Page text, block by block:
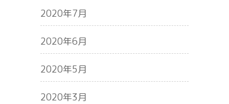
2020年7月
2020年6月
2020年5月
2020年3月